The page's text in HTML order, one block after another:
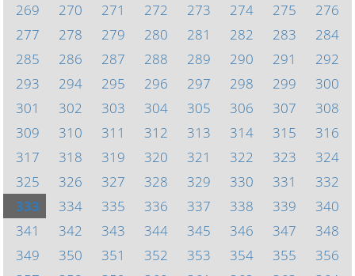
269
270 271 272 273 274 275
276
277
278 279 280 281 282 283
284
285
286 287 288 289 290 291
292
293
294 295 296 297 298 299
300
301
302 303 304 305 306 307
308
309
310 311 312 313 314 315
316
317
318 319 320 321 322 323
324
325
326 327 328 329 330 331
332
333
334 335 336 337 338 339
340
341
342 343 344 345 346 347
348
349
350 351 352 353 354 355
356